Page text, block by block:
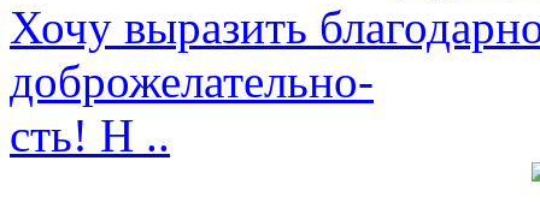
Хочу выразить
доброжелательно-
сть! Н ..